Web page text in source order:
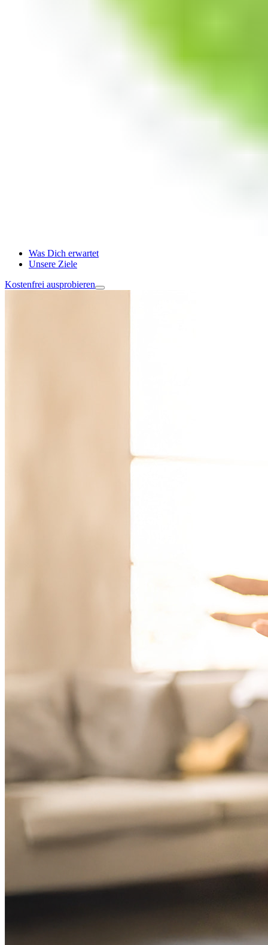
Was Dich erwartet
Unsere Ziele
Kostenfrei ausprobieren